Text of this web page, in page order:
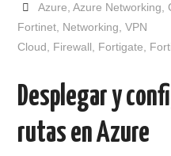
Azure Azure Networking
Fortinet Networking ,VPN
Cloud
Firewall Fortigate
Desplegar y
rutas en Azure